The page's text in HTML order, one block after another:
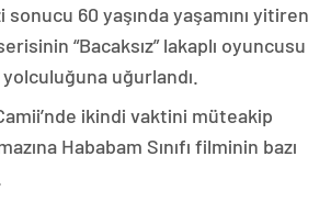
60 yaşında yaşamını yitiren
“Bacaksız” lakaplı oyuncusu
uğurlandı.
ikindi vaktini müteakip
Hababam Sınıfı filminin bazı